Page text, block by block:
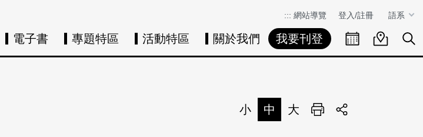
::: 網站導覽 登入/註冊 語系
電子書 專題特區 活動特區 關於我們 我要刊登 活動日曆活動地圖展
小 中 大 列印